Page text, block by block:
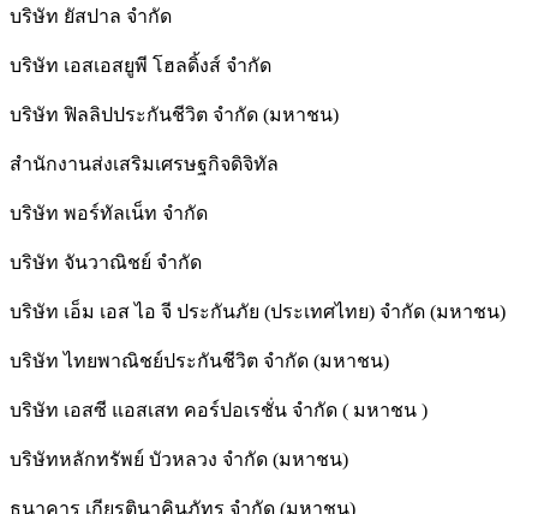
บริษัท ยัสปาล จำกัด
บริษัท เอสเอสยูพี โฮลดิ้งส์ จำกัด
บริษัท ฟิลลิปประกันชีวิต จำกัด (มหาชน)
สํานักงานส่งเสริมเศรษฐกิจดิจิทัล
บริษัท พอร์ทัลเน็ท จำกัด
บริษัท จันวาณิชย์ จำกัด
บริษัท เอ็ม เอส ไอ จี ประกันภัย (ประเทศไทย) จำกัด (มหาชน)
บริษัท ไทยพาณิชย์ประกันชีวิต จำกัด (มหาชน)
บริษัท เอสซี แอสเสท คอร์ปอเรชั่น จำกัด ( มหาชน )
บริษัทหลักทรัพย์ บัวหลวง จำกัด (มหาชน)
ธนาคาร เกียรตินาคินภัทร จำกัด (มหาชน)